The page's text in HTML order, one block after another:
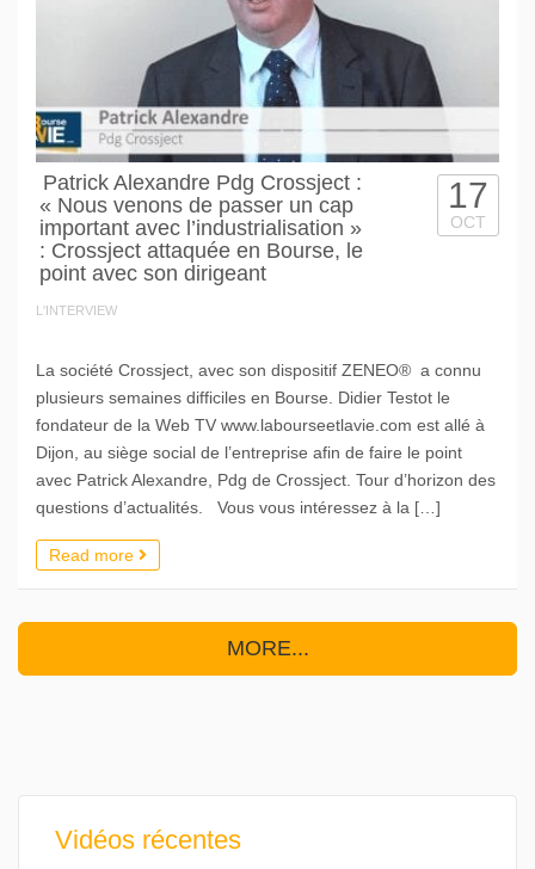
Patrick Alexandre Pdg Crossject :
« Nous venons de passer un cap
important avec l’industrialisation »
: Crossject attaquée en Bourse, le
point avec son dirigeant
L'INTERVIEW
17
OCT
La société Crossject, avec son dispositif ZENEO® a connu
plusieurs semaines difficiles en Bourse. Didier Testot le
fondateur de la Web TV www.labourseetlavie.com est allé à
Dijon, au siège social de l’entreprise afin de faire le point
avec Patrick Alexandre, Pdg de Crossject. Tour d’horizon des
questions d’actualités. Vous vous intéressez à la […]
Read more
MORE...
Vidéos récentes